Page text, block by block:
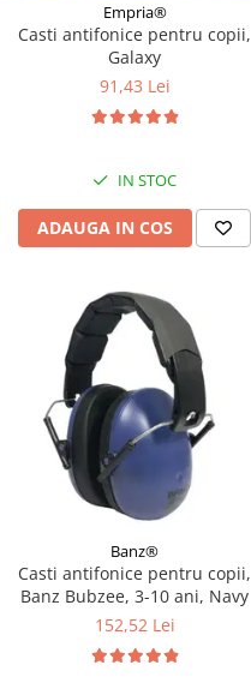
Empria®
Casti antifonice pentru copii,
Galaxy
91,43 Lei
IN STOC
ADAUGA IN COS
Banz®
Casti antifonice pentru copii,
Banz Bubzee, 3-10 ani, Navy
152,52 Lei